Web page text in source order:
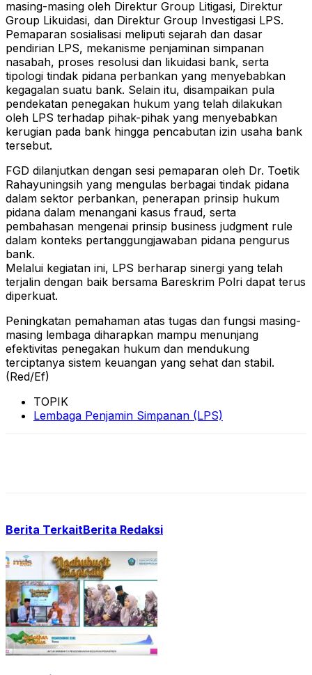
masing-masing oleh Direktur Group Litigasi, Direktur
Group Likuidasi, dan Direktur Group Investigasi LPS.
Pemaparan sosialisasi meliputi sejarah dan dasar
pendirian LPS, mekanisme penjaminan simpanan
nasabah, proses resolusi dan likuidasi bank, serta
tipologi tindak pidana perbankan yang menyebabkan
kegagalan suatu bank. Selain itu, disampaikan pula
pendekatan penegakan hukum yang telah dilakukan
oleh LPS terhadap pihak-pihak yang menyebabkan
kerugian pada bank hingga pencabutan izin usaha bank
tersebut.
FGD dilanjutkan dengan sesi pemaparan oleh Dr. Toetik
Rahayuningsih yang mengulas berbagai tindak pidana
dalam sektor perbankan, penerapan prinsip hukum
pidana dalam menangani kasus fraud, serta
pembahasan mengenai prinsip business judgment rule
dalam konteks pertanggungjawaban pidana pengurus
bank.
Melalui kegiatan ini, LPS berharap sinergi yang telah
terjalin dengan baik bersama Bareskrim Polri dapat terus
diperkuat.
Peningkatan pemahaman atas tugas dan fungsi masing-
masing lembaga diharapkan mampu menunjang
efektivitas penegakan hukum dan mendukung
terciptanya sistem keuangan yang sehat dan stabil.
(Red/Ef)
TOPIK
Lembaga Penjamin Simpanan (LPS)
Berita TerkaitBerita Redaksi